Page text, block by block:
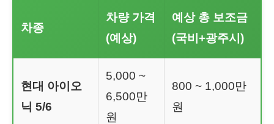
차종
차량 가격
(예상)
예상 총 보조금
(국비+광주시)
현대 아이오
닉 5/6
5,000 ~
6,500만
원
800 ~ 1,000만
원